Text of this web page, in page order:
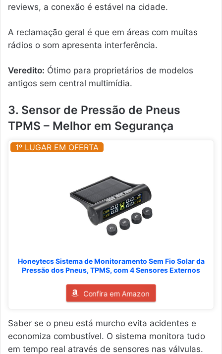
reviews, a conexão é estável na cidade.
A reclamação geral é que em áreas com muitas
rádios o som apresenta interferência.
Veredito: Ótimo para proprietários de modelos
antigos sem central multimídia.
3. Sensor de Pressão de Pneus
TPMS – Melhor em Segurança
1º LUGAR EM OFERTA
Honeytecs Sistema de Monitoramento Sem Fio Solar da
Pressão dos Pneus, TPMS, com 4 Sensores Externos
Confira em Amazon
Saber se o pneu está murcho evita acidentes e
economiza combustível. O sistema monitora tudo
em tempo real através de sensores nas válvulas.